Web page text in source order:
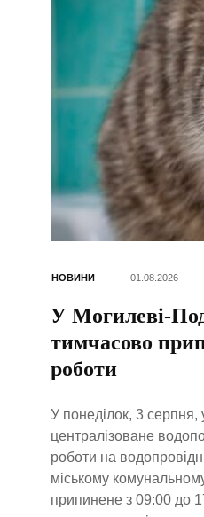
НОВИНИ 01.08.2026
У Могилеві-
тимчасово
роботи
У понеділок, 3 серпня,
централізоване
роботи на
міському
припинене з 09:00 до